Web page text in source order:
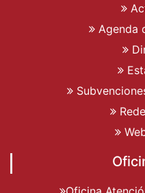
Agenda